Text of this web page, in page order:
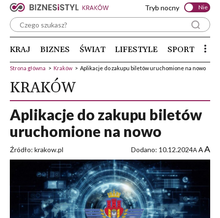
Tryb nocny Nie
KRAJ BIZNES ŚWIAT LIFESTYLE SPORT
Strona główna > Kraków > Aplikacje do zakupu biletów uruchomione na nowo
KRAKÓW
Aplikacje do zakupu biletów
uruchomione na nowo
Źródło: krakow.pl Dodano: 10.12.2024A AA